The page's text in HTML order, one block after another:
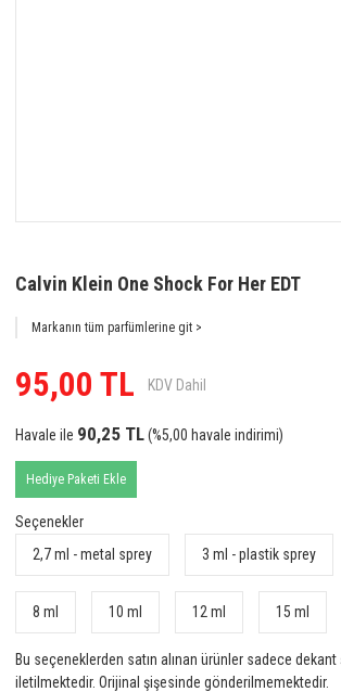
Calvin Klein One Shock For Her EDT
Markanın tüm parfümlerine git >
95,00 TL KDV Dahil
Havale ile 90,25 TL(%5,00 havale indirimi)
Hediye Paketi Ekle
Seçenekler
2,7 ml - metal sprey
3 ml - plastik sprey
8 ml 10 ml 12 ml 15 ml
Bu seçeneklerden satın alınan ürünler sadece
iletilmektedir. Orijinal şişesinde gönderilmemektedir.